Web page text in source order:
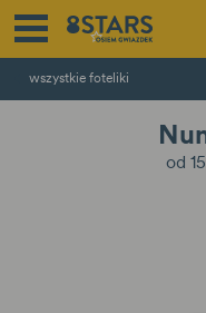
wszystkie foteliki
od